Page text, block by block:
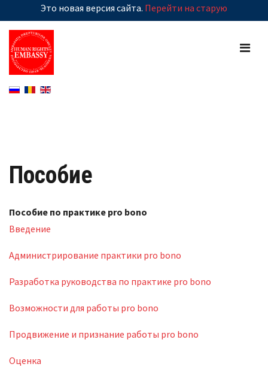
Это новая версия сайта. Перейти на старую
Пособие
Пособие по практике pro bono
Введение
Администрирование практики pro bono
Разработка руководства по практике pro bono
Возможности для работы pro bono
Продвижение и признание работы pro bono
Оценка